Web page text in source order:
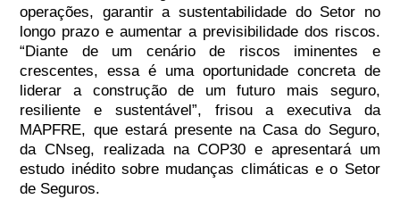
operações, garantir a sustentabilidade do Setor no
longo prazo e aumentar a previsibilidade dos riscos.
“Diante de um cenário de riscos iminentes e
crescentes, essa é uma oportunidade concreta de
liderar a construção de um futuro mais seguro,
resiliente e sustentável”, frisou a executiva da
MAPFRE, que estará presente na Casa do Seguro,
da CNseg, realizada na COP30 e apresentará um
estudo inédito sobre mudanças climáticas e o Setor
de Seguros.